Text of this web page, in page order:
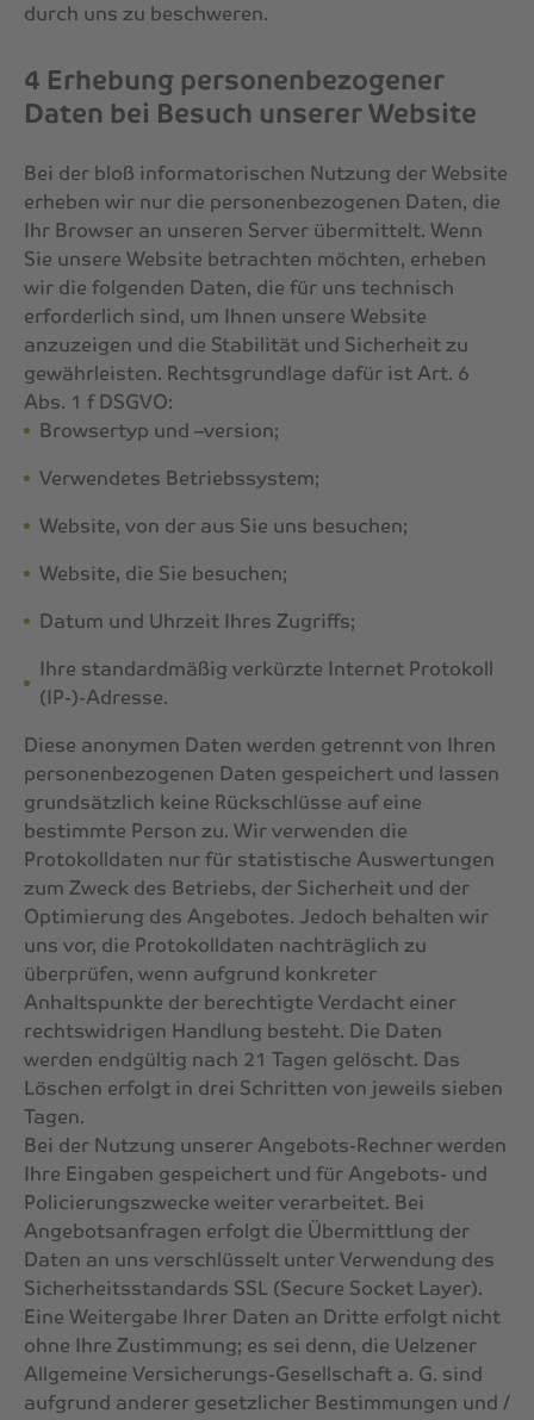
durch uns zu beschweren.
4 Erhebung personenbezogener
Daten bei Besuch unserer Website
Bei der bloß informatorischen Nutzung der Website
erheben wir nur die personenbezogenen Daten, die
Ihr Browser an unseren Server übermittelt. Wenn
Sie unsere Website betrachten möchten, erheben
wir die folgenden Daten, die für uns technisch
erforderlich sind, um Ihnen unsere Website
anzuzeigen und die Stabilität und Sicherheit zu
gewährleisten. Rechtsgrundlage dafür ist Art. 6
Abs. 1 f DSGVO:
Browsertyp und –version;
Verwendetes Betriebssystem;
Website, von der aus Sie uns besuchen;
Website, die Sie besuchen;
Datum und Uhrzeit Ihres Zugriffs;
Ihre standardmäßig verkürzte Internet Protokoll
(IP-)-Adresse.
Diese anonymen Daten werden getrennt von Ihren
personenbezogenen Daten gespeichert und lassen
grundsätzlich keine Rückschlüsse auf eine
bestimmte Person zu. Wir verwenden die
Protokolldaten nur für statistische Auswertungen
zum Zweck des Betriebs, der Sicherheit und der
Optimierung des Angebotes. Jedoch behalten wir
uns vor, die Protokolldaten nachträglich zu
überprüfen, wenn aufgrund konkreter
Anhaltspunkte der berechtigte Verdacht einer
rechtswidrigen Handlung besteht. Die Daten
werden endgültig nach 21 Tagen gelöscht. Das
Löschen erfolgt in drei Schritten von jeweils sieben
Tagen.
Bei der Nutzung unserer Angebots-Rechner werden
Ihre Eingaben gespeichert und für Angebots- und
Policierungszwecke weiter verarbeitet. Bei
Angebotsanfragen erfolgt die Übermittlung der
Daten an uns verschlüsselt unter Verwendung des
Sicherheitsstandards SSL (Secure Socket Layer).
Eine Weitergabe Ihrer Daten an Dritte erfolgt nicht
ohne Ihre Zustimmung; es sei denn, die Uelzener
Allgemeine Versicherungs-Gesellschaft a. G. sind
aufgrund anderer gesetzlicher Bestimmungen und /